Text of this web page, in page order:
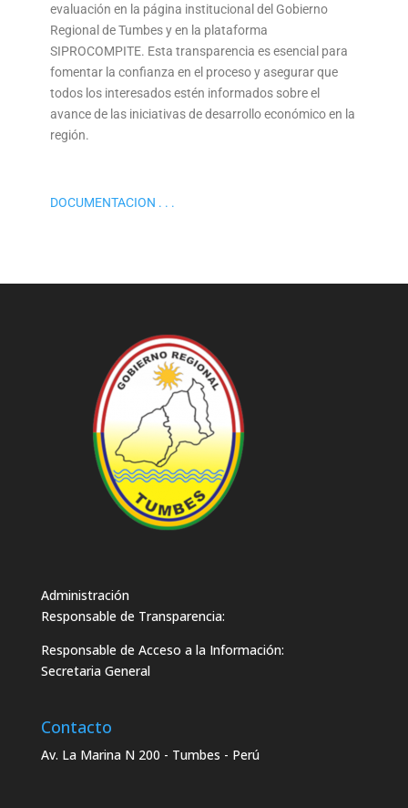
evaluación en la página institucional del Gobierno
Regional de Tumbes y en la plataforma
SIPROCOMPITE. Esta transparencia es esencial para
fomentar la confianza en el proceso y asegurar que
todos los interesados estén informados sobre el
avance de las iniciativas de desarrollo económico en la
región.
DOCUMENTACION . . .
Administración
Responsable de Transparencia:
Responsable de Acceso a la Información:
Secretaria General
Contacto
Av. La Marina N 200 - Tumbes - Perú